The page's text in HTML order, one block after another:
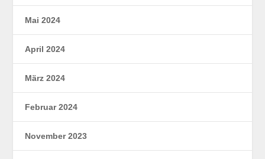
Mai 2024
April 2024
März 2024
Februar 2024
November 2023